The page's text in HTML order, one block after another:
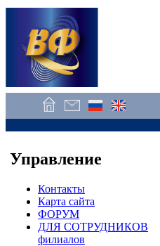
Управление
Контакты
Карта сайта
ФОРУМ
ДЛЯ СОТРУДНИКОВ
филиалов